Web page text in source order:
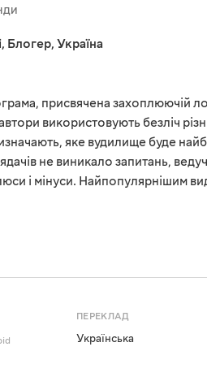
, Блогер, Україна
присвячена захоплюючій
використовують безліч
яке вудилище буде
не виникало запитань,
і мінуси. Найпопулярнішим
ПЕРЕКЛАД
Українська